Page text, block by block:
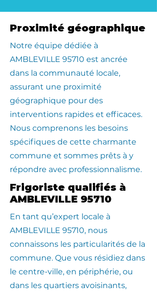
Proximité géographique
​Notre équipe dédiée à
AMBLEVILLE 95710 est ancrée
dans la communauté locale,
assurant une proximité
géographique pour des
interventions rapides et efficaces.
Nous comprenons les besoins
spécifiques de cette charmante
commune et sommes prêts à y
répondre avec professionnalisme.
Frigoriste qualifiés à
AMBLEVILLE 95710
En tant qu’expert locale à
AMBLEVILLE 95710, nous
connaissons les particularités de la
commune. Que vous résidiez dans
le centre-ville, en périphérie, ou
dans les quartiers avoisinants,